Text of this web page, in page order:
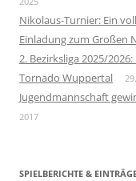
Nikolaus-Turnier: Ein
Einladung zum Großen
2. Bezirksliga 2025/
Tornado Wuppertal
Jugendmannschaft
2017
SPIELBERICHTE &